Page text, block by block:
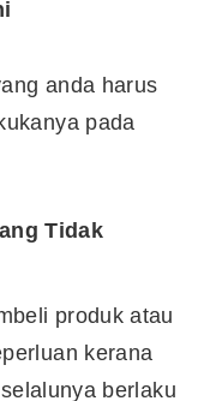
anda harus
pada
Tidak
produk atau
kerana
berlaku